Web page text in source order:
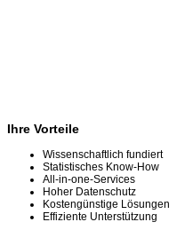
Ihre Vorteile
Wissenschaftlich fundiert
Statistisches Know-How
All-in-one-Services
Hoher Datenschutz
Kostengünstige Lösungen
Effiziente Unterstützung